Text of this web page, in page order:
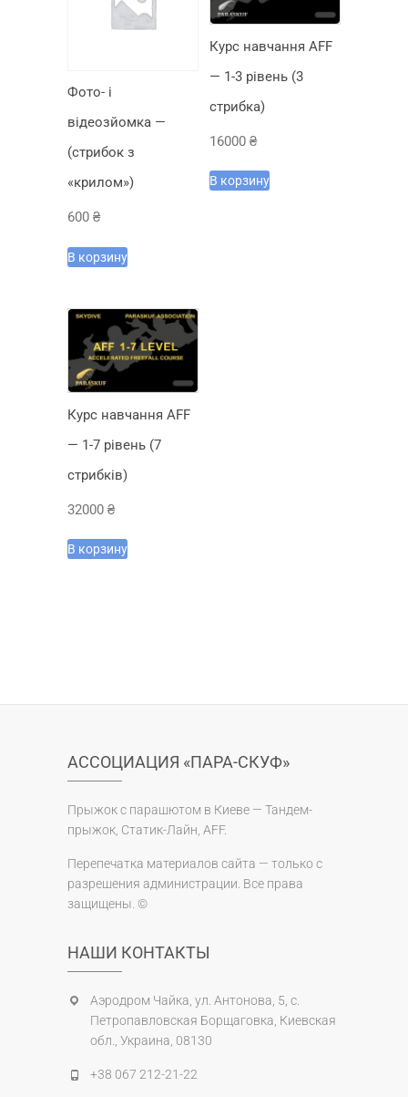
Фото- і
відеозйомка —
(стрибок з
«крилом»)
600 ₴
В корзину
Курс навчання AFF
— 1-3 рівень (3
стрибка)
16000 ₴
В корзину
Курс навчання AFF
— 1-7 рівень (7
стрибків)
32000 ₴
В корзину
АССОЦИАЦИЯ «ПАРА-СКУФ»
Прыжок с парашютом в Киеве — Тандем-
прыжок, Статик-Лайн, AFF.
Перепечатка материалов сайта — только с
разрешения администрации. Все права
защищены. ©
НАШИ КОНТАКТЫ
Аэродром Чайка, ул. Антонова, 5, с.
Петропавловская Борщаговка, Киевская
обл., Украина, 08130
+38 067 212-21-22